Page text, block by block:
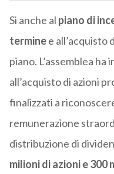
Sì anche al piano di
terminee all’acquisto
piano. L’assemblea
all’acquisto di azioni
finalizzati a
remunerazione
distribuzione di
milioni di azioni e